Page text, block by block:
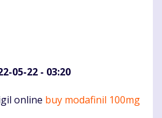
05-22 - 03:20
online buy modafinil 100mg